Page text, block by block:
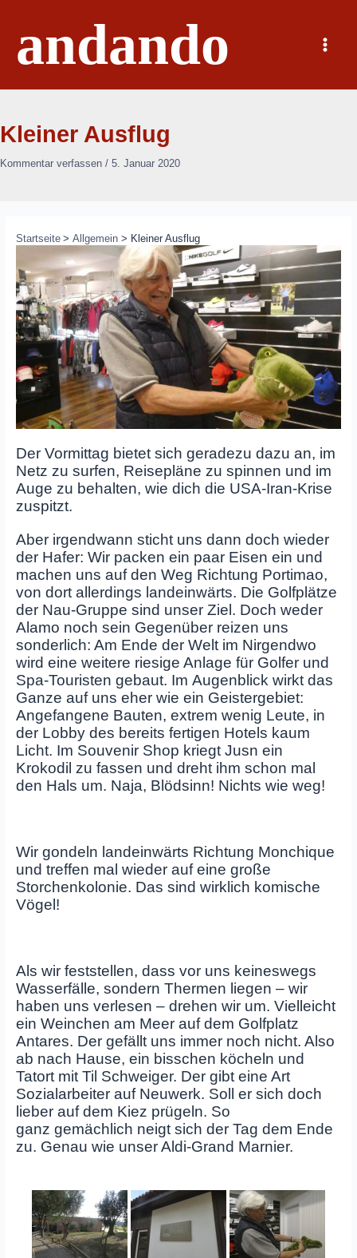
springenandando
Main
Menu
Kleiner Ausflug
Kommentar verfassen / 5. Januar 2020
Startseite Allgemein Kleiner Ausflug
Der Vormittag bietet sich geradezu dazu an, im
Netz zu surfen, Reisepläne zu spinnen und im
Auge zu behalten, wie dich die USA-Iran-Krise
zuspitzt.
Aber irgendwann sticht uns dann doch wieder
der Hafer: Wir packen ein paar Eisen ein und
machen uns auf den Weg Richtung Portimao,
von dort allerdings landeinwärts. Die Golfplätze
der Nau-Gruppe sind unser Ziel. Doch weder
Alamo noch sein Gegenüber reizen uns
sonderlich: Am Ende der Welt im Nirgendwo
wird eine weitere riesige Anlage für Golfer und
Spa-Touristen gebaut. Im Augenblick wirkt das
Ganze auf uns eher wie ein Geistergebiet:
Angefangene Bauten, extrem wenig Leute, in
der Lobby des bereits fertigen Hotels kaum
Licht. Im Souvenir Shop kriegt Jusn ein
Krokodil zu fassen und dreht ihm schon mal
den Hals um. Naja, Blödsinn! Nichts wie weg!
Wir gondeln landeinwärts Richtung Monchique
und treffen mal wieder auf eine große
Storchenkolonie. Das sind wirklich komische
Vögel!
Als wir feststellen, dass vor uns keineswegs
Wasserfälle, sondern Thermen liegen – wir
haben uns verlesen – drehen wir um. Vielleicht
ein Weinchen am Meer auf dem Golfplatz
Antares. Der gefällt uns immer noch nicht. Also
ab nach Hause, ein bisschen köcheln und
Tatort mit Til Schweiger. Der gibt eine Art
Sozialarbeiter auf Neuwerk. Soll er sich doch
lieber auf dem Kiez prügeln. So
ganz gemächlich neigt sich der Tag dem Ende
zu. Genau wie unser Aldi-Grand Marnier.